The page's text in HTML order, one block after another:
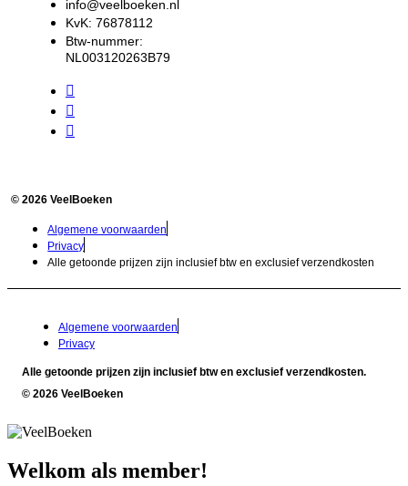
info@veelboeken.nl
KvK: 76878112
Btw-nummer:
NL003120263B79
© 2026 VeelBoeken
Algemene voorwaarden
Privacy
Alle getoonde prijzen zijn inclusief btw en exclusief verzendkosten
Algemene voorwaarden
Privacy
Alle getoonde prijzen zijn inclusief btw en exclusief verzendkosten.
© 2026 VeelBoeken
Welkom als member!